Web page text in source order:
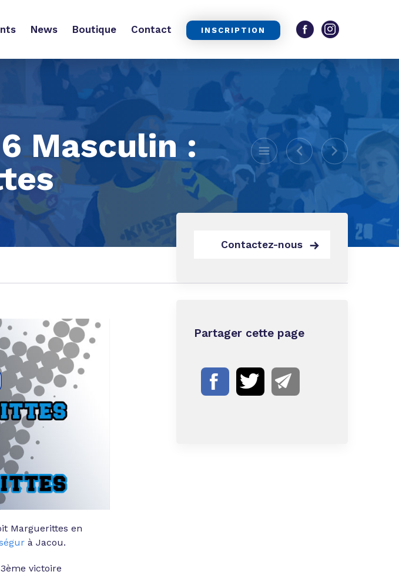
News Boutique Contact INSCRIPTION
Masculin :
Marguerittes en
à Jacou.
victoire
Contactez-nous
Partager cette page